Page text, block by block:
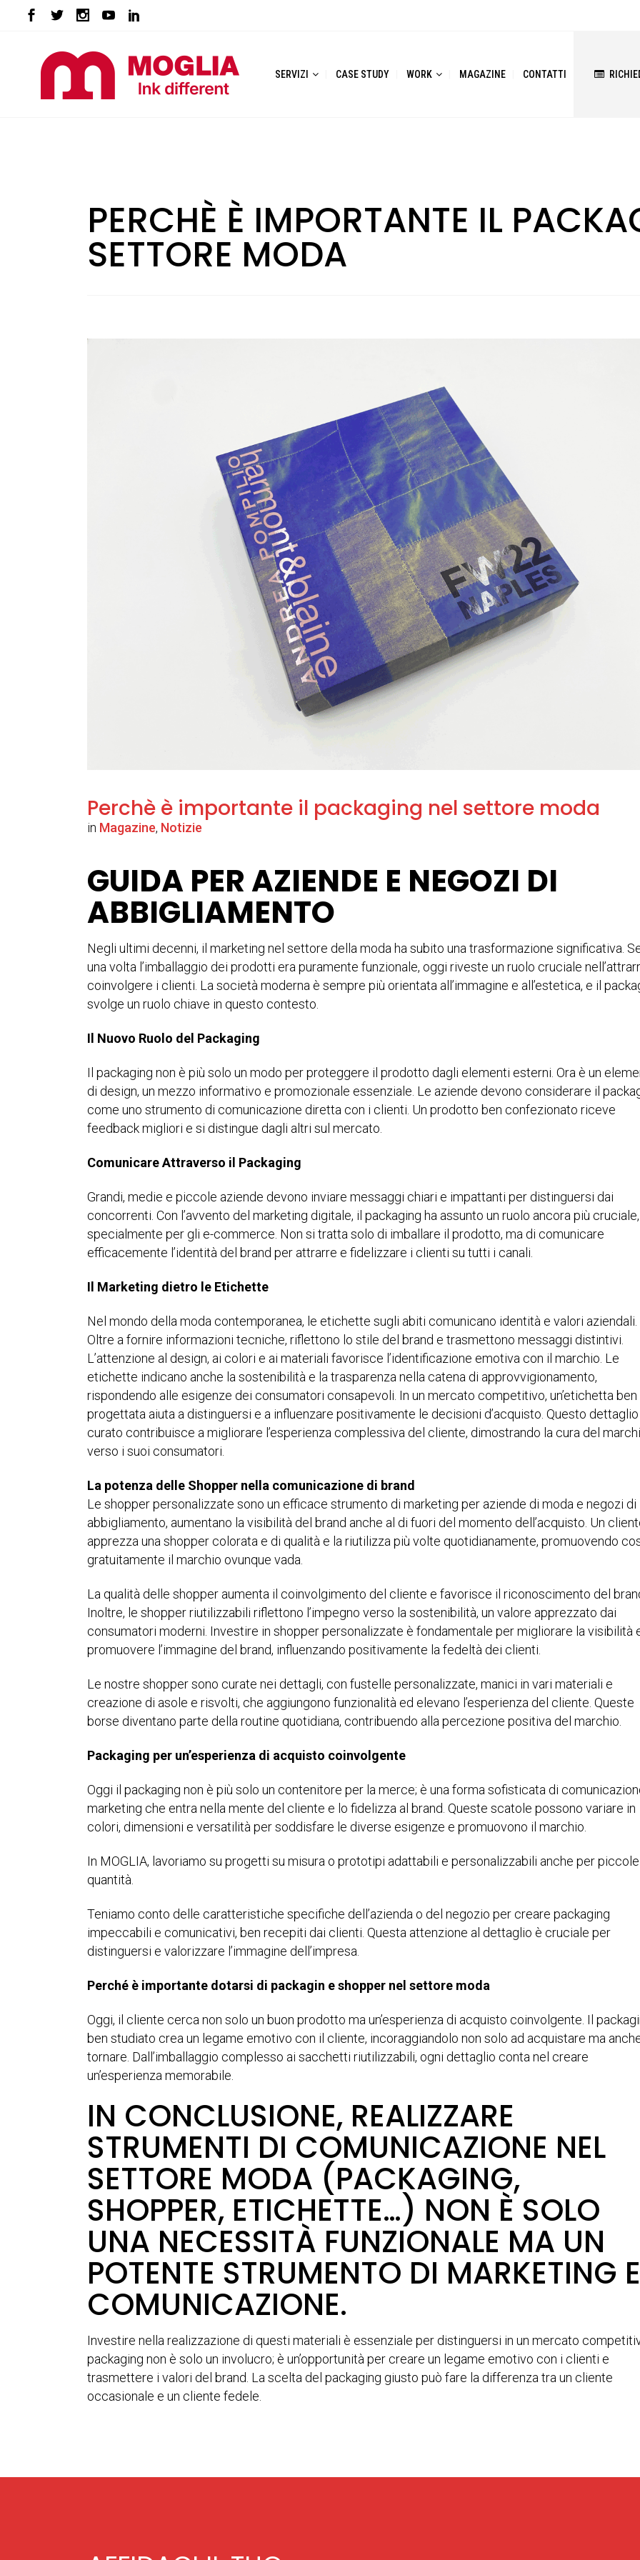
SERVIZI CASE STUDY WORK MAGAZINE CONTATTI
PERCHÈ È IMPORTANTE IL
SETTORE MODA
Perchè è importante il packaging nel settore moda
in Magazine, Notizie
GUIDA PER AZIENDE E NEGOZI DI
ABBIGLIAMENTO
Negli ultimi decenni, il marketing nel settore della moda ha subito una trasformazione significativa.
una volta l’imballaggio dei prodotti era puramente funzionale, oggi riveste un ruolo cruciale
coinvolgere i clienti. La società moderna è sempre più orientata all’immagine e all’estetica, e il
svolge un ruolo chiave in questo contesto.
Il Nuovo Ruolo del Packaging
Il packaging non è più solo un modo per proteggere il prodotto dagli elementi esterni. Ora è un
di design, un mezzo informativo e promozionale essenziale. Le aziende devono considerare il
come uno strumento di comunicazione diretta con i clienti. Un prodotto ben confezionato riceve
feedback migliori e si distingue dagli altri sul mercato.
Comunicare Attraverso il Packaging
Grandi, medie e piccole aziende devono inviare messaggi chiari e impattanti per distinguersi dai
concorrenti. Con l’avvento del marketing digitale, il packaging ha assunto un ruolo ancora più cruciale,
specialmente per gli e-commerce. Non si tratta solo di imballare il prodotto, ma di comunicare
efficacemente l’identità del brand per attrarre e fidelizzare i clienti su tutti i canali.
Il Marketing dietro le Etichette
Nel mondo della moda contemporanea, le etichette sugli abiti comunicano identità e valori aziendali.
Oltre a fornire informazioni tecniche, riflettono lo stile del brand e trasmettono messaggi distintivi.
L’attenzione al design, ai colori e ai materiali favorisce l’identificazione emotiva con il marchio. Le
etichette indicano anche la sostenibilità e la trasparenza nella catena di approvvigionamento,
rispondendo alle esigenze dei consumatori consapevoli. In un mercato competitivo, un’etichetta ben
progettata aiuta a distinguersi e a influenzare positivamente le decisioni d’acquisto. Questo dettaglio
curato contribuisce a migliorare l’esperienza complessiva del cliente, dimostrando la cura del
verso i suoi consumatori.
La potenza delle Shopper nella comunicazione di brand
Le shopper personalizzate sono un efficace strumento di marketing per aziende di moda e negozi di
abbigliamento, aumentano la visibilità del brand anche al di fuori del momento dell’acquisto. Un
apprezza una shopper colorata e di qualità e la riutilizza più volte quotidianamente, promuovendo
gratuitamente il marchio ovunque vada.
La qualità delle shopper aumenta il coinvolgimento del cliente e favorisce il riconoscimento del
Inoltre, le shopper riutilizzabili riflettono l’impegno verso la sostenibilità, un valore apprezzato dai
consumatori moderni. Investire in shopper personalizzate è fondamentale per migliorare la visibilità
promuovere l’immagine del brand, influenzando positivamente la fedeltà dei clienti.
Le nostre shopper sono curate nei dettagli, con fustelle personalizzate, manici in vari materiali e
creazione di asole e risvolti, che aggiungono funzionalità ed elevano l’esperienza del cliente. Queste
borse diventano parte della routine quotidiana, contribuendo alla percezione positiva del marchio.
Packaging per un’esperienza di acquisto coinvolgente
Oggi il packaging non è più solo un contenitore per la merce; è una forma sofisticata di
marketing che entra nella mente del cliente e lo fidelizza al brand. Queste scatole possono variare in
colori, dimensioni e versatilità per soddisfare le diverse esigenze e promuovono il marchio.
In MOGLIA, lavoriamo su progetti su misura o prototipi adattabili e personalizzabili anche per piccole
quantità.
Teniamo conto delle caratteristiche specifiche dell’azienda o del negozio per creare packaging
impeccabili e comunicativi, ben recepiti dai clienti. Questa attenzione al dettaglio è cruciale per
distinguersi e valorizzare l’immagine dell’impresa.
Perché è importante dotarsi di packagin e shopper nel settore moda
Oggi, il cliente cerca non solo un buon prodotto ma un’esperienza di acquisto coinvolgente. Il
ben studiato crea un legame emotivo con il cliente, incoraggiandolo non solo ad acquistare ma
tornare. Dall’imballaggio complesso ai sacchetti riutilizzabili, ogni dettaglio conta nel creare
un’esperienza memorabile.
IN CONCLUSIONE, REALIZZARE
STRUMENTI DI COMUNICAZIONE NEL
SETTORE MODA (PACKAGING,
SHOPPER, ETICHETTE…) NON È SOLO
UNA NECESSITÀ FUNZIONALE MA UN
POTENTE STRUMENTO DI MARKETING E
COMUNICAZIONE.
Investire nella realizzazione di questi materiali è essenziale per distinguersi in un mercato
packaging non è solo un involucro; è un’opportunità per creare un legame emotivo con i clienti e
trasmettere i valori del brand. La scelta del packaging giusto può fare la differenza tra un cliente
occasionale e un cliente fedele.